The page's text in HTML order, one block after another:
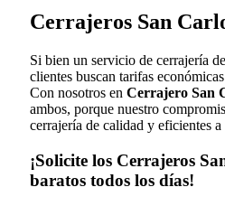
Cerrajeros San
Si bien un servicio de cerrajería
clientes buscan tarifas
Con nosotros en Cerrajero San
ambos, porque nuestro
cerrajería de calidad y eficientes
¡Solicite los Cerrajeros
baratos todos los días!